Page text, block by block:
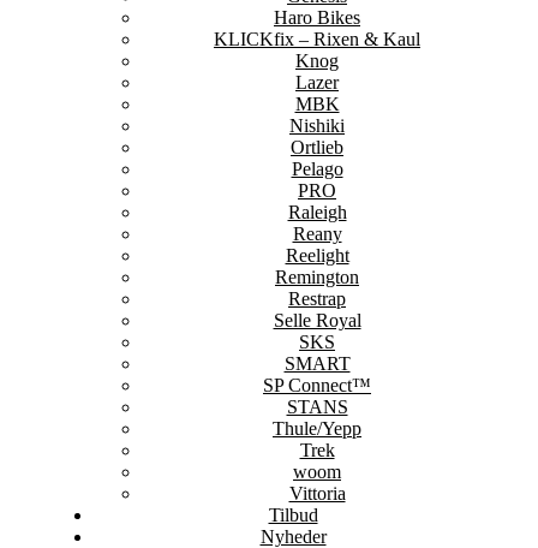
Haro Bikes
KLICKfix – Rixen & Kaul
Knog
Lazer
MBK
Nishiki
Ortlieb
Pelago
PRO
Raleigh
Reany
Reelight
Remington
Restrap
Selle Royal
SKS
SMART
SP Connect™
STANS
Thule/Yepp
Trek
woom
Vittoria
Tilbud
Nyheder